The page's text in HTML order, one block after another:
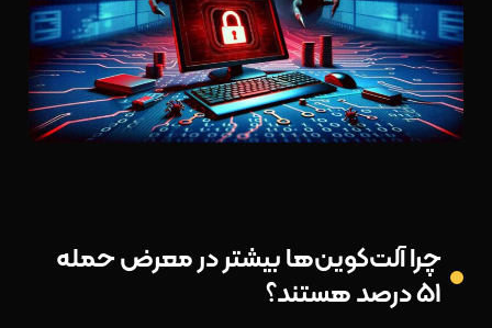
چرا آلت‌کوین‌ها بیشتر در معرض حمله
۵۱ درصد هستند؟